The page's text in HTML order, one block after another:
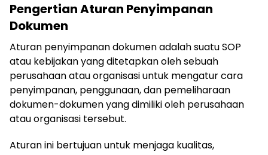
Pengertian Aturan Penyimpanan
Dokumen
Aturan penyimpanan dokumen adalah suatu SOP
atau kebijakan yang ditetapkan oleh sebuah
perusahaan atau organisasi untuk mengatur cara
penyimpanan, penggunaan, dan pemeliharaan
dokumen-dokumen yang dimiliki oleh perusahaan
atau organisasi tersebut.
Aturan ini bertujuan untuk menjaga kualitas,